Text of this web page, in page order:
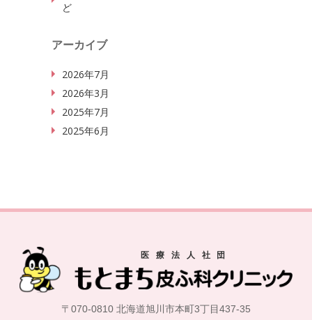
ど
アーカイブ
2026年7月
2026年3月
2025年7月
2025年6月
〒070-0810 北海道旭川市本町3丁目437-35